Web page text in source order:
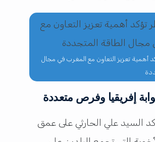
أهمية تعزيز التعاون مع المغرب في مجال
إفريقيا وفرص متعددة
السيد علي الحارثي على عمق